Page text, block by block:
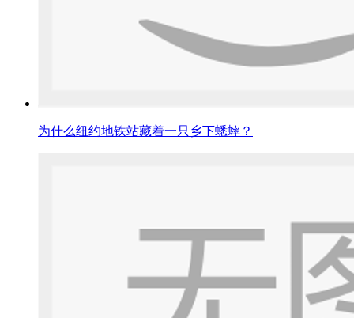
为什么纽约地铁站藏着一只乡下蟋蟀？